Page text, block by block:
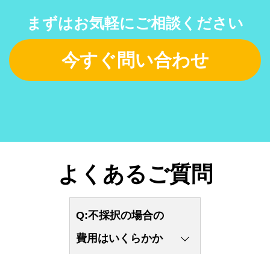
まずはお気軽にご相談ください
今すぐ問い合わせ
よくあるご質問
Q:不採択の場合の
費用はいくらかか